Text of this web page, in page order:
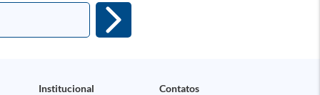
Institucional Contatos